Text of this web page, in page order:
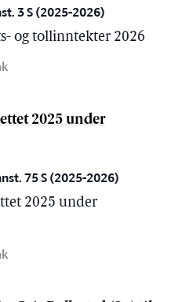
3 S (2025-2026)
og tollinntekter 2026
2025 under
75 S (2025-2026)
2025 under